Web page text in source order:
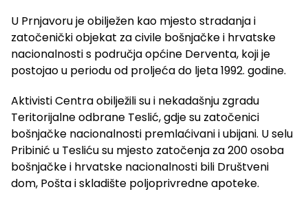
U Prnjavoru je obilježen kao mjesto stradanja i
zatočenički objekat za civile bošnjačke i hrvatske
nacionalnosti s područja općine Derventa, koji je
postojao u periodu od proljeća do ljeta 1992. godine.
Aktivisti Centra obilježili su i nekadašnju zgradu
Teritorijalne odbrane Teslić, gdje su zatočenici
bošnjačke nacionalnosti premlaćivani i ubijani. U selu
Pribinić u Tesliću su mjesto zatočenja za 200 osoba
bošnjačke i hrvatske nacionalnosti bili Društveni
dom, Pošta i skladište poljoprivredne apoteke.